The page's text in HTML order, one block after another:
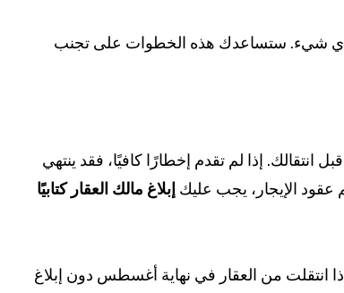
أي شيء. ستساعدك هذه الخطوات على تجنب
انتقالك. إذا لم تقدم إخطارًا كافيًا، فقد ينتهي
عقود الإيجار، يجب عليك إبلاغ مالك العقار كتابيًا
أن عقد الإيجار الخاص بك ينتهي في 31 أغسطس. إذا انتقلت من العقار في نهاية أغسطس دون إبلاغ